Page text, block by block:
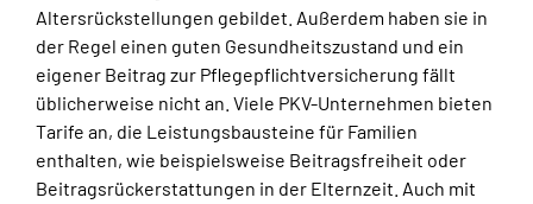
Altersrückstellungen gebildet. Außerdem haben sie in
der Regel einen guten Gesundheitszustand und ein
eigener Beitrag zur Pflegepflichtversicherung fällt
üblicherweise nicht an. Viele PKV-Unternehmen bieten
Tarife an, die Leistungsbausteine für Familien
enthalten, wie beispielsweise Beitragsfreiheit oder
Beitragsrückerstattungen in der Elternzeit. Auch mit